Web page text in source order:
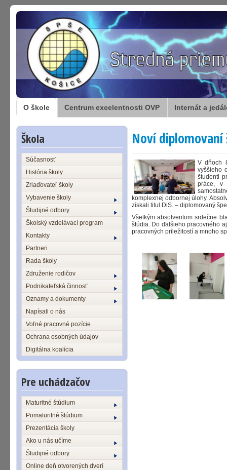
O škole Centrum excelentnosti OVP Internát a
Škola
Súčasnosť
História školy
Zriaďovateľ školy
Vybavenie školy
Študijné odbory
Školský vzdelávací program
Kontakty
Partneri
Rada školy
Združenie rodičov
Podnikateľská činnosť
Oznamy a dokumenty
Napísali o nás
Voľné pracovné pozície
Ochrana osobných údajov
Digitálna koalícia
Pre uchádzačov
Maturitné štúdium
Pomaturitné štúdium
Prezentácia školy
Ako u nás učíme
Študijné odbory
Online deň otvorených dverí
Noví
V dňoch
vyššieho
študenti
práce, v
komplexnej odbornej úlohy.
získali titul DiS. – diplomovaný
Všetkým absolventom srdečne
štúdia. Do ďalšieho pracovného
pracovných príležitostí a mnoho